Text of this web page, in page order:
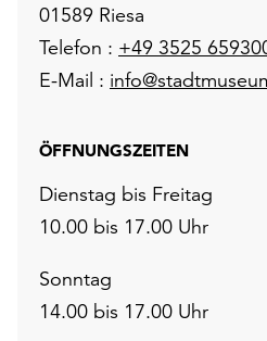
01589 Riesa
Telefon : +49 3525
E-Mail :
ÖFFNUNGSZEITEN
Dienstag bis Freitag
10.00 bis 17.00 Uhr
Sonntag
14.00 bis 17.00 Uhr